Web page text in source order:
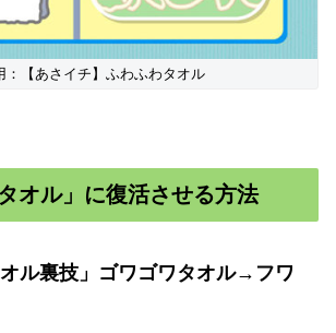
：【あさイチ】ふわふわタオル
オル」に復活させる方法
オル裏技」ゴワゴワタオル→フワ